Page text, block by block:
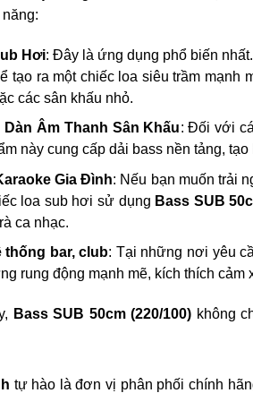
Hơi: Đây là ứng dụng phổ biến
tạo ra một chiếc loa siêu trầm
các sân khấu nhỏ.
Âm Thanh Sân Khấu: Đối với
này cung cấp dải bass nền tảng,
Gia Đình: Nếu bạn muốn trải
loa sub hơi sử dụng Bass SUB
ca nhạc.
bar, club: Tại những nơi yêu
rung động mạnh mẽ, kích thích
Bass SUB 50cm (220/100) không
tự hào là đơn vị phân phối chính